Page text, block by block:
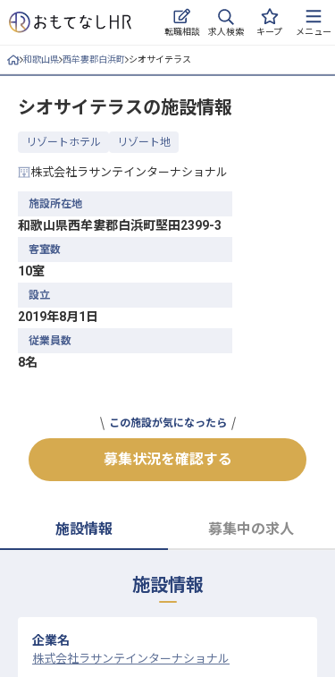
転職相談 求人検索 キープ メニュー
ログイン
求人・施設を探す
キープした求人
おもてなしHRについて
よくある質問
無料 転職サポートに申し込む
採用をお考えの企業様へ
和歌山県 西牟婁郡白浜町 シオサイテラス
シオサイテラスの施設情報
リゾートホテル リゾート地
株式会社ラサンテインターナショナル
施設所在地
和歌山県西牟婁郡白浜町堅田2399-3
客室数
10室
設立
2019年8月1日
従業員数
8名
この施設が気になったら
募集状況を確認する
施設情報 募集中の求人
施設情報
企業名
株式会社ラサンテインターナショナル